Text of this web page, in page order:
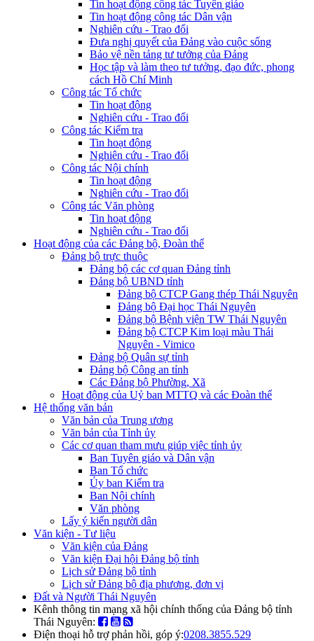
Tin hoạt động công tác Tuyên giáo
Tin hoạt động công tác Dân vận
Nghiên cứu - Trao đổi
Đưa nghị quyết của Đảng vào cuộc sống
Bảo vệ nền tảng tư tưởng của Đảng
Học tập và làm theo tư tưởng, đạo đức, phong
cách Hồ Chí Minh
Công tác Tổ chức
Tin hoạt động
Nghiên cứu - Trao đổi
Công tác Kiểm tra
Tin hoạt động
Nghiên cứu - Trao đổi
Công tác Nội chính
Tin hoạt động
Nghiên cứu - Trao đổi
Công tác Văn phòng
Tin hoạt động
Nghiên cứu - Trao đổi
Hoạt động của các Đảng bộ, Đoàn thể
Đảng bộ trực thuộc
Đảng bộ các cơ quan Đảng tỉnh
Đảng bộ UBND tỉnh
Đảng bộ CTCP Gang thép Thái Nguyên
Đảng bộ Đại học Thái Nguyên
Đảng bộ Bệnh viện TW Thái Nguyên
Đảng bộ CTCP Kim loại màu Thái
Nguyên - Vimico
Đảng bộ Quân sự tỉnh
Đảng bộ Công an tỉnh
Các Đảng bộ Phường, Xã
Hoạt động của Uỷ ban MTTQ và các Đoàn thể
Hệ thống văn bản
Văn bản của Trung ương
Văn bản của Tỉnh ủy
Các cơ quan tham mưu giúp việc tỉnh ủy
Ban Tuyên giáo và Dân vận
Ban Tổ chức
Ủy ban Kiểm tra
Ban Nội chính
Văn phòng
Lấy ý kiến người dân
Văn kiện - Tư liệu
Văn kiện của Đảng
Văn kiện Đại hội Đảng bộ tỉnh
Lịch sử Đảng bộ tỉnh
Lịch sử Đảng bộ địa phương, đơn vị
Đất và Người Thái Nguyên
Kênh thông tin mạng xã hội chính thống của Đảng bộ tỉnh
Thái Nguyên:
Điện thoại hỗ trợ phản hồi, góp ý:0208.3855.529